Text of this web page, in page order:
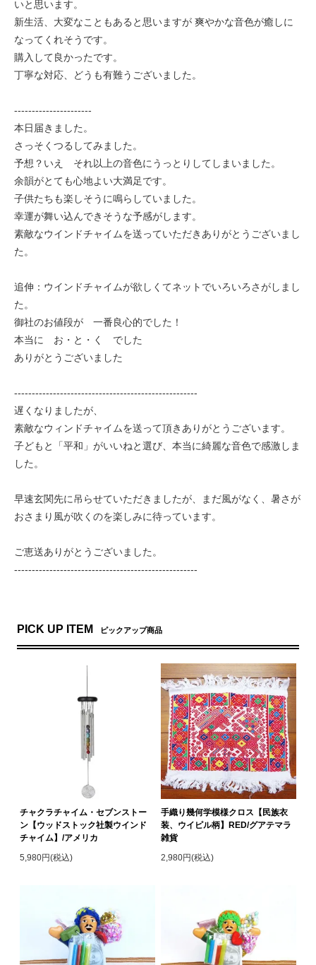
いと思います。
新生活、大変なこともあると思いますが 爽やかな音色が癒しに
なってくれそうです。
購入して良かったです。
丁寧な対応、どうも有難うございました。
----------------------
本日届きました。
さっそくつるしてみました。
予想？いえ それ以上の音色にうっとりしてしまいました。
余韻がとても心地よい大満足です。
子供たちも楽しそうに鳴らしていました。
幸運が舞い込んできそうな予感がします。
素敵なウインドチャイムを送っていただきありがとうございまし
た。
追伸：ウインドチャイムが欲しくてネットでいろいろさがしまし
た。
御社のお値段が 一番良心的でした！
本当に お・と・く でした
ありがとうございました
----------------------------------------------------
遅くなりましたが、
素敵なウィンドチャイムを送って頂きありがとうございます。
子どもと「平和」がいいねと選び、本当に綺麗な音色で感激しま
した。
早速玄関先に吊らせていただきましたが、まだ風がなく、暑さが
おさまり風が吹くのを楽しみに待っています。
ご恵送ありがとうございました。
----------------------------------------------------
PICK UP ITEM ピックアップ商品
チャクラチャイム・セブンストー
ン【ウッドストック社製ウインド
チャイム】/アメリカ
5,980円(税込)
手織り幾何学模様クロス【民族衣
装、ウイピル柄】RED/グアテマラ
雑貨
2,980円(税込)